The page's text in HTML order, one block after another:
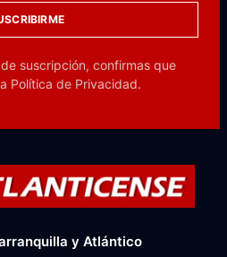
suscripción, confirmas que
Política de Privacidad.
y Atlántico